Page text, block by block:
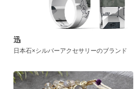
迅
日本石×シルバーアクセサリーのブランド